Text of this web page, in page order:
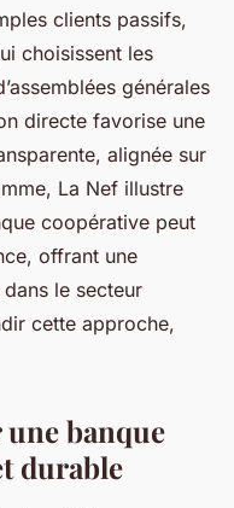
clients passifs,
choisissent les
générales
directe favorise une
alignée sur
La Nef illustre
coopérative peut
offrant une
le secteur
cette approche,
banque
durable